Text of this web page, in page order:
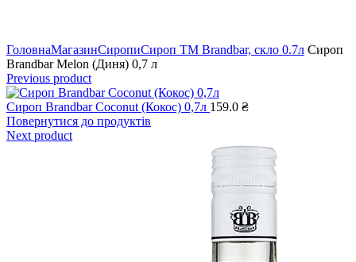
ГоловнаМагазинСиропиСироп TM Brandbar, скло 0.7л Сироп
Brandbar Melon (Диня) 0,7 л
Previous product
Сироп Brandbar Coconut (Кокос) 0,7л 159.0 ₴
Повернутися до продуктів
Next product